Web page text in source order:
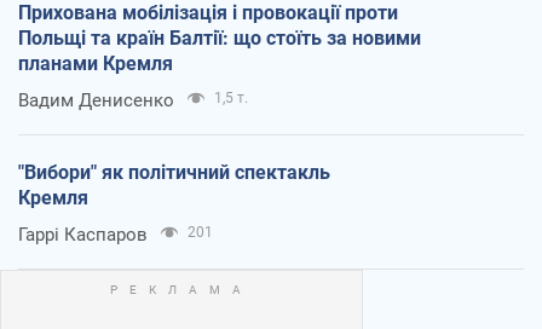
Прихована мобілізація і провокації проти
Польщі та країн Балтії: що стоїть за новими
планами Кремля
Вадим Денисенко 1,5 т.
"Вибори" як політичний спектакль
Кремля
Гаррі Каспаров 201